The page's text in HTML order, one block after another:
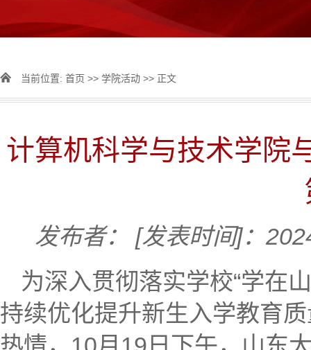
当前位置: 首页 >> 学院活动 >> 正文
计算机科学与技术学院
发布者：
[发表时间]：
为深入贯彻落实学校“学在
持续优化提升新生入学教育